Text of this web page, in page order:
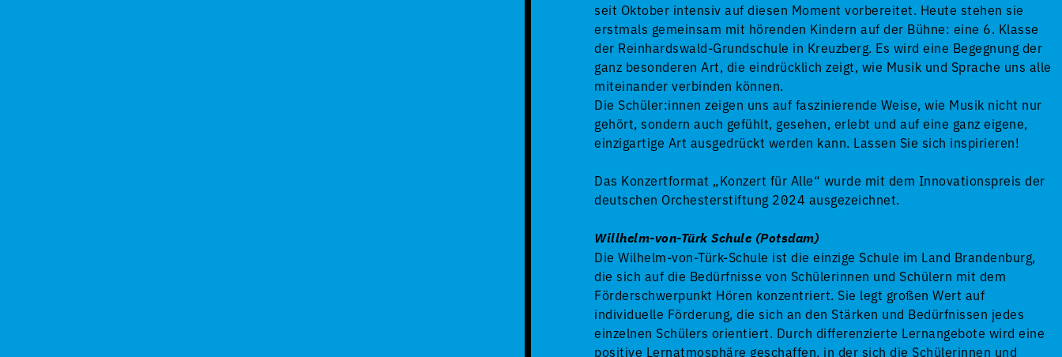
seit Oktober intensiv auf diesen Moment vorbereitet. Heute stehen sie
erstmals gemeinsam mit hörenden Kindern auf der Bühne: eine 6. Klasse
der Reinhardswald-Grundschule in Kreuzberg. Es wird eine Begegnung der
ganz besonderen Art, die eindrücklich zeigt, wie Musik und Sprache uns alle
miteinander verbinden können.
Die Schüler:innen zeigen uns auf faszinierende Weise, wie Musik nicht nur
gehört, sondern auch gefühlt, gesehen, erlebt und auf eine ganz eigene,
einzigartige Art ausgedrückt werden kann. Lassen Sie sich inspirieren!
Das Konzertformat „Konzert für Alle“ wurde mit dem Innovationspreis der
deutschen Orchesterstiftung 2024 ausgezeichnet.
Willhelm-von-Türk Schule (Potsdam)
Die Wilhelm-von-Türk-Schule ist die einzige Schule im Land Brandenburg,
die sich auf die Bedürfnisse von Schülerinnen und Schülern mit dem
Förderschwerpunkt Hören konzentriert. Sie legt großen Wert auf
individuelle Förderung, die sich an den Stärken und Bedürfnissen jedes
einzelnen Schülers orientiert. Durch differenzierte Lernangebote wird eine
positive Lernatmosphäre geschaffen, in der sich die Schülerinnen und